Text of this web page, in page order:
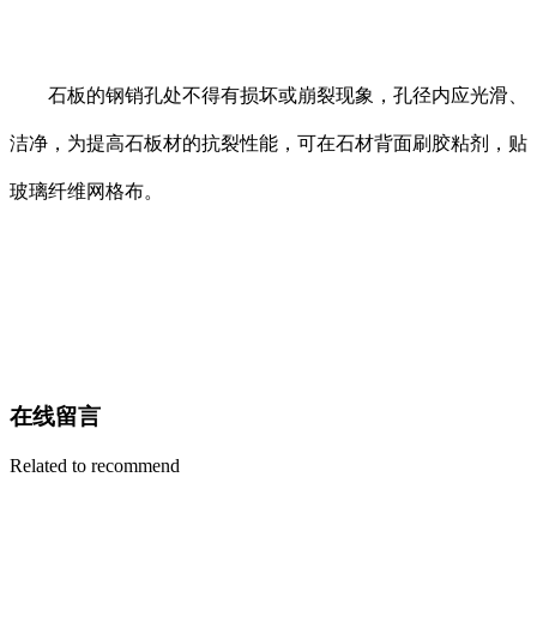
石板的钢销孔处不得有损坏或崩裂现象，孔径内应光滑、
洁净，为提高石板材的抗裂性能，可在石材背面刷胶粘剂，贴
玻璃纤维网格布。
在线留言
Related to recommend